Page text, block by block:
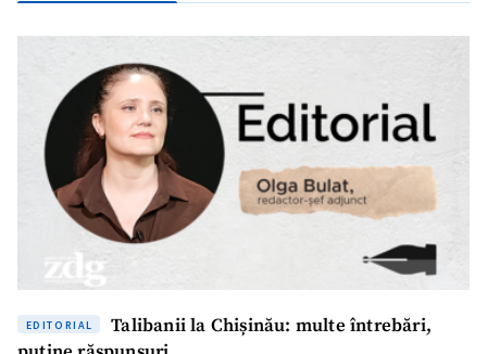
EDITORIAL
Talibanii la Chișinău: multe întrebări,
ȘTIREA MEA
Titlu știre+ Adaugă titlu
Fotografie
+ Încarcă imagine
Link media+ Link media